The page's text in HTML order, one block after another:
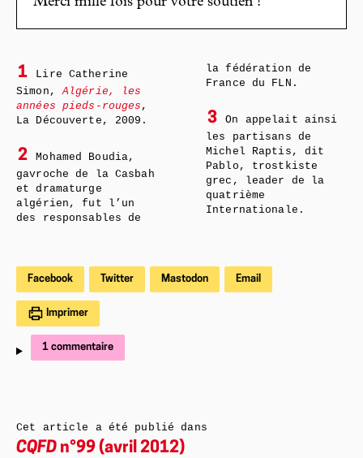
1
Lire Catherine
Simon,Algérie, les
années pieds-rouges ,
La Découverte, 2009.
2
Mohamed Boudia,
gavroche de la Casbah
et dramaturge
algérien, fut l’un
des responsables de
la fédération de
France du FLN.
3
On appelait ainsi
les partisans de
Michel Raptis, dit
Pablo, trostkiste
grec, leader de la
quatrième
Internationale.
Facebook Twitter Mastodon Email
Imprimer
1 commentaire
Cet article a été publié dans
CQFD n°99 (avril 2012)